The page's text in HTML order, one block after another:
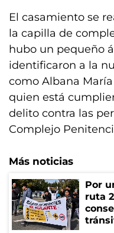
El casamiento se
la capilla de
hubo un pequeño
identificaron a la
como Albana
quien está
delito contra las
Complejo
Más noticias
Por
ruta